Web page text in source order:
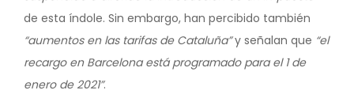
de esta índole. Sin embargo, han percibido también
“aumentos en las tarifas de Cataluña”y señalan que “el
recargo en Barcelona está programado para el 1 de
enero de 2021”.